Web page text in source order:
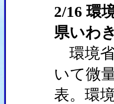
2/16 環
県いわ
環境省
いて微
表。環